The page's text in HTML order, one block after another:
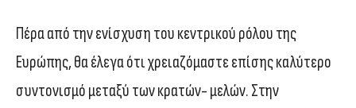
Πέρα από την ενίσχυση του κεντρικού ρόλου της
Ευρώπης, θα έλεγα ότι χρειαζόμαστε επίσης καλύτερο
συντονισμό μεταξύ των κρατών- μελών. Στην